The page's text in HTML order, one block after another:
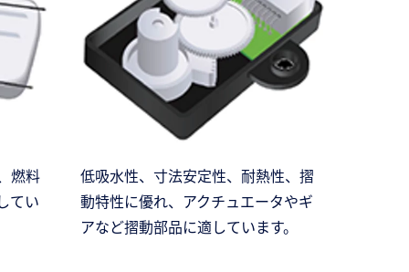
燃料
てい
低吸水性、寸法安定性、耐熱性、摺
動特性に優れ、アクチュエータやギ
アなど摺動部品に適しています。